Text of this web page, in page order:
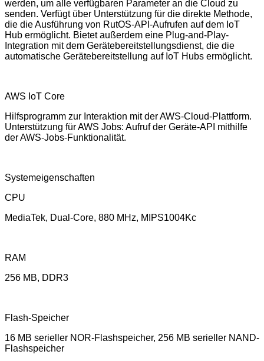
werden, um alle verfügbaren Parameter an die Cloud zu
senden. Verfügt über Unterstützung für die direkte Methode,
die die Ausführung von RutOS-API-Aufrufen auf dem IoT
Hub ermöglicht. Bietet außerdem eine Plug-and-Play-
Integration mit dem Gerätebereitstellungsdienst, die die
automatische Gerätebereitstellung auf IoT Hubs ermöglicht.
AWS IoT Core
Hilfsprogramm zur Interaktion mit der AWS-Cloud-Plattform.
Unterstützung für AWS Jobs: Aufruf der Geräte-API mithilfe
der AWS-Jobs-Funktionalität.
Systemeigenschaften
CPU
MediaTek, Dual-Core, 880 MHz, MIPS1004Kc
RAM
256 MB, DDR3
Flash-Speicher
16 MB serieller NOR-Flashspeicher, 256 MB serieller NAND-
Flashspeicher